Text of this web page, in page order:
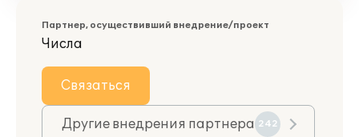
Партнер, осуществивший внедрение/проект
Числа
Связаться
Другие внедрения партнера 242